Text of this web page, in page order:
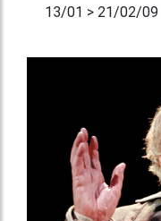
13/01 > 21/02/09